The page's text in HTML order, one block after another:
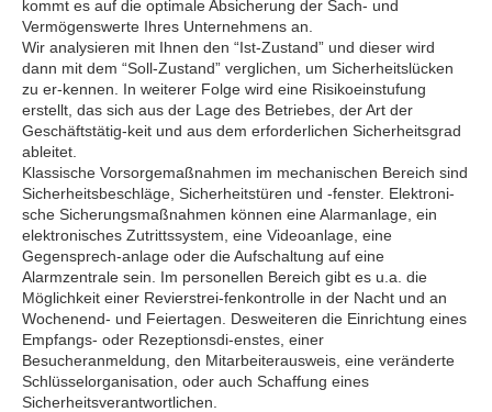
kommt es auf die optimale Absicherung der Sach- und
Vermögenswerte Ihres Unternehmens an.
Wir analysieren mit Ihnen den “Ist-Zustand” und dieser wird
dann mit dem “Soll-Zustand” verglichen, um Sicherheitslücken
zu er-kennen. In weiterer Folge wird eine Risikoeinstufung
erstellt, das sich aus der Lage des Betriebes, der Art der
Geschäftstätig-keit und aus dem erforderlichen Sicherheitsgrad
ableitet.
Klassische Vorsorgemaßnahmen im mechanischen Bereich sind
Sicherheitsbeschläge, Sicherheitstüren und -fenster. Elektroni-
sche Sicherungsmaßnahmen können eine Alarmanlage, ein
elektronisches Zutrittssystem, eine Videoanlage, eine
Gegensprech-anlage oder die Aufschaltung auf eine
Alarmzentrale sein. Im personellen Bereich gibt es u.a. die
Möglichkeit einer Revierstrei-fenkontrolle in der Nacht und an
Wochenend- und Feiertagen. Desweiteren die Einrichtung eines
Empfangs- oder Rezeptionsdi-enstes, einer
Besucheranmeldung, den Mitarbeiterausweis, eine veränderte
Schlüsselorganisation, oder auch Schaffung eines
Sicherheitsverantwortlichen.